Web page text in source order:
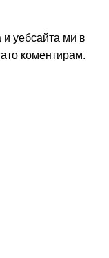
уебсайта ми в
коментирам.